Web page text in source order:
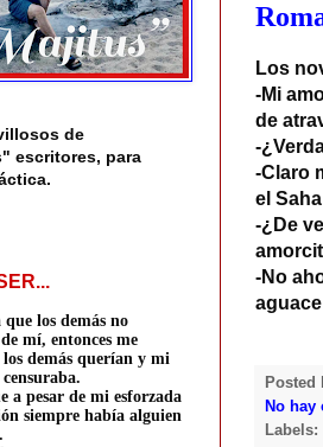
Los
-Mi
de
-
-Claro
el
-¿De
-No
No
Labels:
de
escritores, para
los demás no
mí, entonces me
demás querían y mi
a pesar de mi esforzada
siempre había alguien